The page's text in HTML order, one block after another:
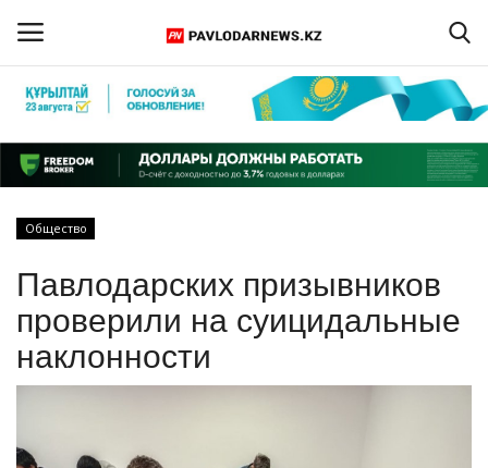
Регистрация
Главная
ПАВЛОДАРСКАЯ ОБЛАСТЬ
КАЗАХСТАН
Общество
Павлодарских призывников
проверили на суицидальные
наклонности